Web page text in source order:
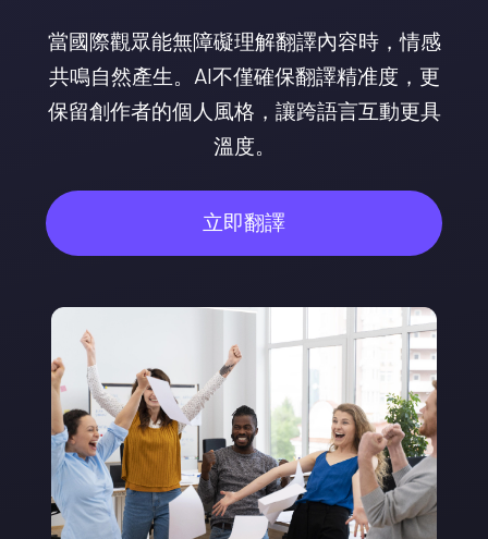
當國際觀眾能無障礙理解翻譯內容時，情感
共鳴自然產生。AI不僅確保翻譯精准度，更
保留創作者的個人風格，讓跨語言互動更具
溫度。
立即翻譯